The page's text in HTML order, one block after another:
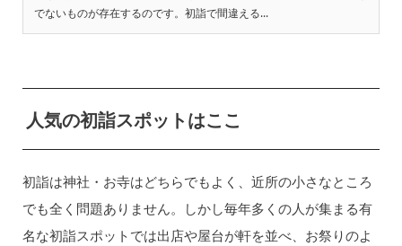
でないものが存在するのです。初詣で間違える...
人気の初詣スポットはここ
初詣は神社・お寺はどちらでもよく、近所の小さなところ
でも全く問題ありません。しかし毎年多くの人が集まる有
名な初詣スポットでは出店や屋台が軒を並べ、お祭りのよ